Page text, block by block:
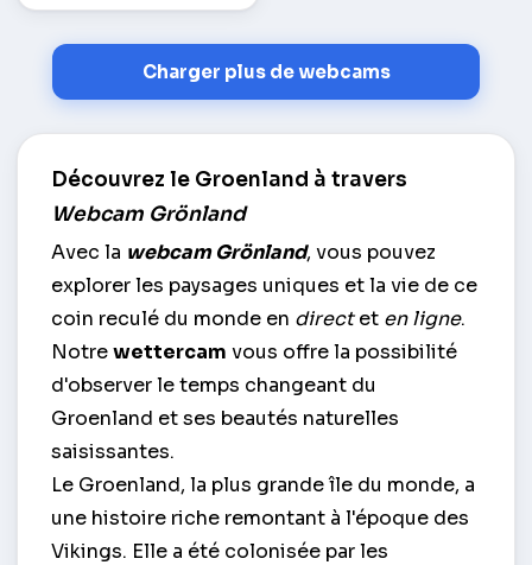
Charger plus de webcams
Découvrez le Groenland à travers
Webcam Grönland
Avec la webcam Grönland, vous pouvez
explorer les paysages uniques et la vie de ce
coin reculé du monde en directet en ligne.
Notrewettercam vous offre la possibilité
d'observer le temps changeant du
Groenland et ses beautés naturelles
saisissantes.
Le Groenland, la plus grande île du monde, a
une histoire riche remontant à l'époque des
Vikings. Elle a été colonisée par les